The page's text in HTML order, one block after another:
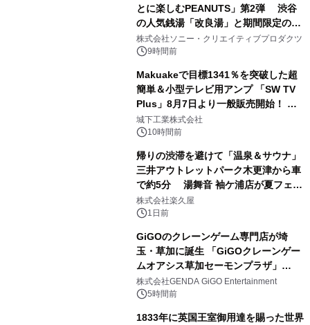
とに楽しむPEANUTS」第2弾 渋谷
の人気銭湯「改良湯」と期間限定のコ
ラボレーション サウナイキタイコラ
ボグッズも発売決定！
株式会社ソニー・クリエイティブプロダクツ
9時間前
Makuakeで目標1341％を突破した超
簡単＆小型テレビ用アンプ 「SW TV
Plus」8月7日より一般販売開始！ ケ
ーブル1本つなぐだけ、テレビの音が
ぐっと豊かに
城下工業株式会社
10時間前
帰りの渋滞を避けて「温泉＆サウナ」
三井アウトレットパーク木更津から車
で約5分 湯舞音 袖ケ浦店が夏フェア
メニューを提供
株式会社楽久屋
1日前
GiGOのクレーンゲーム専門店が埼
玉・草加に誕生 「GiGOクレーンゲー
ムオアシス草加セーモンプラザ」
2026年8月7日(金)10時グランドオープ
ン
株式会社GENDA GiGO Entertainment
5時間前
1833年に英国王室御用達を賜った世界